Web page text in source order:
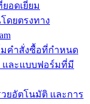
อดเยี่ยม
ยตรงทาง
คำสั่งซื้อที่กำหนด
และแบบฟอร์มที่มี
ยอัตโนมัติ และการ